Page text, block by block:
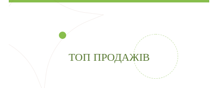
ТОП ПРОДАЖІВ